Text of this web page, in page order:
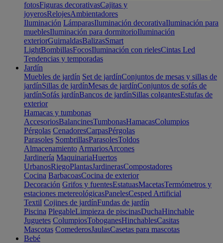
fotosFiguras decorativasCajitas y
joyerosRelojesAmbientadores
Iluminación LámparasIluminación decorativaIluminación para
mueblesIluminación para dormitorioIluminación
exteriorGuirnaldasBalizasSmart
LightBombillasFocosIluminación con rielesCintas Led
Tendencias y temporadas
Jardín
Muebles de jardín Set de jardínConjuntos de mesas y sillas de
jardínSillas de jardínMesas de jardínConjuntos de sofás de
jardínSofás jardínBancos de jardínSillas colgantesEstufas de
exterior
Hamacas y tumbonas
AccesoriosBalancinesTumbonasHamacasColumpios
Pérgolas CenadoresCarpasPérgolas
Parasoles SombrillasParasolesToldos
Almacenamiento ArmariosArcones
Jardinería MaquinariaHuertos
UrbanosRiegoPlantasJardinerasCompostadores
Cocina BarbacoasCocina de exterior
Decoración Grifos y fuentesEstatuasMacetasTermómetros y
estaciones metereológicasPanelesCesped Artificial
Textil Cojines de jardínFundas de jardín
Piscina PlegableLimpieza de piscinasDuchaHinchable
Juguetes ColumpiosToboganesHinchablesCasitas
Mascotas ComederosJaulasCasetas para mascotas
Bebé